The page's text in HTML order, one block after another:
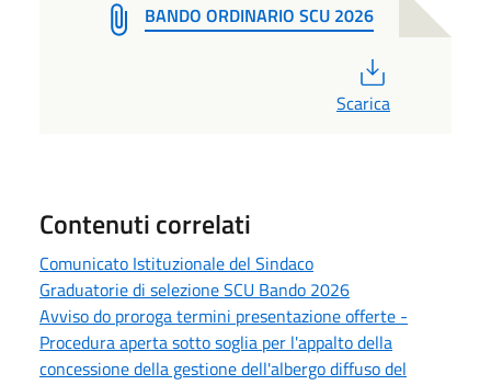
BANDO ORDINARIO SCU 2026
Scarica
Contenuti correlati
Comunicato Istituzionale del Sindaco
Graduatorie di selezione SCU Bando 2026
Avviso do proroga termini presentazione offerte -
Procedura aperta sotto soglia per l'appalto della
concessione della gestione dell'albergo diffuso del